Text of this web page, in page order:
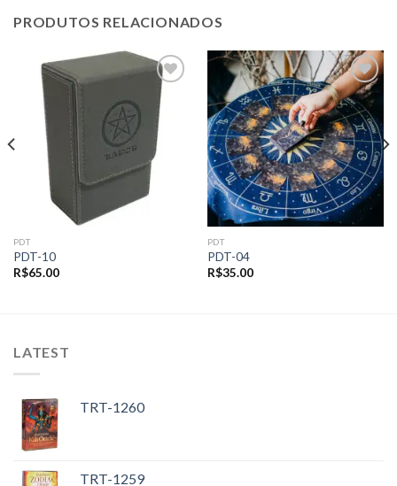
PRODUTOS RELACIONADOS
Add to
wishlist
PDT
PDT-10
R$65.00
Add to
wishlist
PDT
PDT-04
R$35.00
LATEST
TRT-1260
TRT-1259